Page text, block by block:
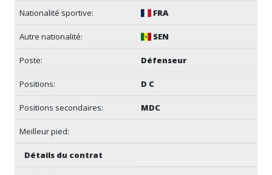
Nationalité sportive: FRA
Autre nationalité: SEN
Poste: Défenseur
Positions: D C
Positions secondaires: MDC
Meilleur pied:
Détails du contrat